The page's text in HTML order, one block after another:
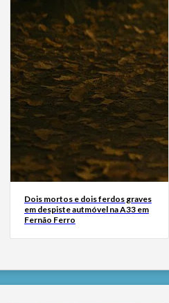
Dois mortos e dois ferdos graves
em despiste autmóvel na A33 em
Fernão Ferro